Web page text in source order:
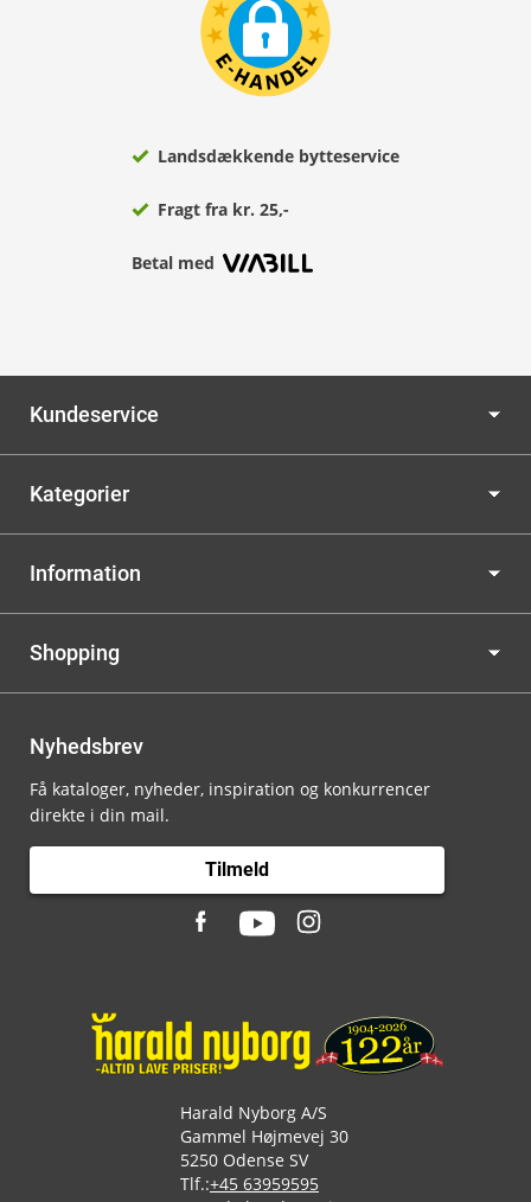
Landsdækkende bytteservice
Fragt fra kr. 25,-
Betal med
Kundeservice
Kategorier
Information
Shopping
Nyhedsbrev
Få kataloger, nyheder, inspiration og konkurrencer
direkte i din mail.
Tilmeld
Harald Nyborg A/S
Gammel Højmevej 30
5250 Odense SV
Tlf.:+45 63959595